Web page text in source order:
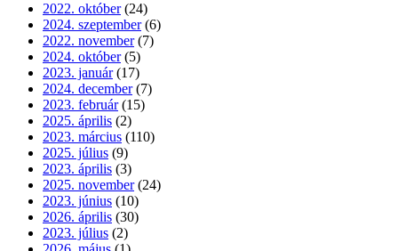
2022. október (24)
2024. szeptember (6)
2022. november (7)
2024. október (5)
2023. január (17)
2024. december (7)
2023. február (15)
2025. április (2)
2023. március (110)
2025. július (9)
2023. április (3)
2025. november (24)
2023. június (10)
2026. április (30)
2023. július (2)